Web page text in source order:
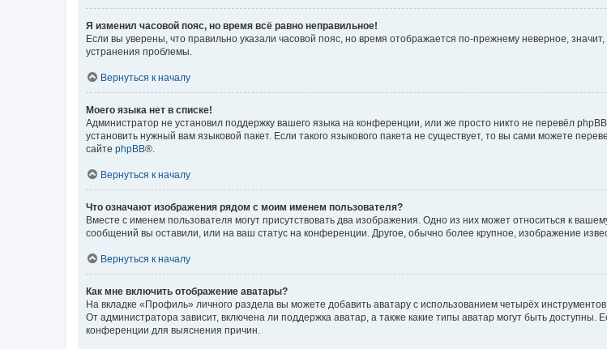
Я изменил часовой пояс, но время всё равно неправильное!
Если вы уверены, что правильно указали часовой пояс, но время отображается по-прежнему неверное,
устранения проблемы.
Вернуться к началу
Моего языка нет в списке!
Администратор не установил поддержку вашего языка на конференции, или же просто никто не перевёл
установить нужный вам языковой пакет. Если такого языкового пакета не существует, то вы сами можете
сайте phpBB®.
Вернуться к началу
Что означают изображения рядом с моим именем пользователя?
Вместе с именем пользователя могут присутствовать два изображения. Одно из них может относиться к
сообщений вы оставили, или на ваш статус на конференции. Другое, обычно более крупное, изображение
Вернуться к началу
Как мне включить отображение аватары?
На вкладке «Профиль» личного раздела вы можете добавить аватару с использованием четырёх
От администратора зависит, включена ли поддержка аватар, а также какие типы аватар могут быть
конференции для выяснения причин.